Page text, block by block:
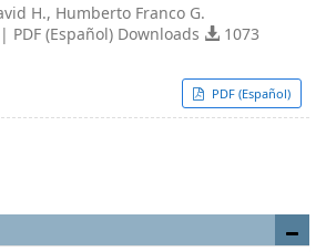
H., Humberto Franco G.
PDF (Español) Downloads
1073
PDF (Español)